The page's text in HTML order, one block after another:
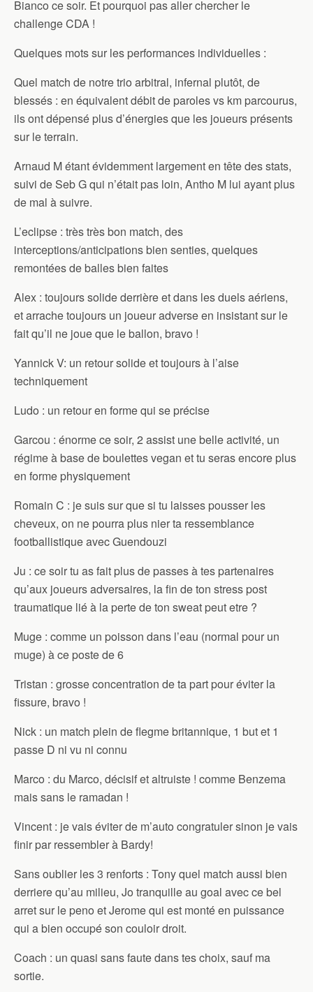
Bianco ce soir. Et pourquoi pas aller chercher le
challenge CDA !
Quelques mots sur les performances individuelles :
Quel match de notre trio arbitral, infernal plutôt, de
blessés : en équivalent débit de paroles vs km parcourus,
ils ont dépensé plus d’énergies que les joueurs présents
sur le terrain.
Arnaud M étant évidemment largement en tête des stats,
suivi de Seb G qui n’était pas loin, Antho M lui ayant plus
de mal à suivre.
L’eclipse : très très bon match, des
interceptions/anticipations bien senties, quelques
remontées de balles bien faites
Alex : toujours solide derrière et dans les duels aériens,
et arrache toujours un joueur adverse en insistant sur le
fait qu’il ne joue que le ballon, bravo !
Yannick V: un retour solide et toujours à l’aise
techniquement
Ludo : un retour en forme qui se précise
Garcou : énorme ce soir, 2 assist une belle activité, un
régime à base de boulettes vegan et tu seras encore plus
en forme physiquement
Romain C : je suis sur que si tu laisses pousser les
cheveux, on ne pourra plus nier ta ressemblance
footballistique avec Guendouzi
Ju : ce soir tu as fait plus de passes à tes partenaires
qu’aux joueurs adversaires, la fin de ton stress post
traumatique lié à la perte de ton sweat peut etre ?
Muge : comme un poisson dans l’eau (normal pour un
muge) à ce poste de 6
Tristan : grosse concentration de ta part pour éviter la
fissure, bravo !
Nick : un match plein de flegme britannique, 1 but et 1
passe D ni vu ni connu
Marco : du Marco, décisif et altruiste ! comme Benzema
mais sans le ramadan !
Vincent : je vais éviter de m’auto congratuler sinon je vais
finir par ressembler à Bardy!
Sans oublier les 3 renforts : Tony quel match aussi bien
derriere qu’au milieu, Jo tranquille au goal avec ce bel
arret sur le peno et Jerome qui est monté en puissance
qui a bien occupé son couloir droit.
Coach : un quasi sans faute dans tes choix, sauf ma
sortie.